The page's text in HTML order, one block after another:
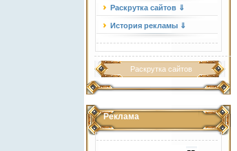
Раскрутка сайтов ⇓
История рекламы ⇓
Раскрутка сайтов
Реклама